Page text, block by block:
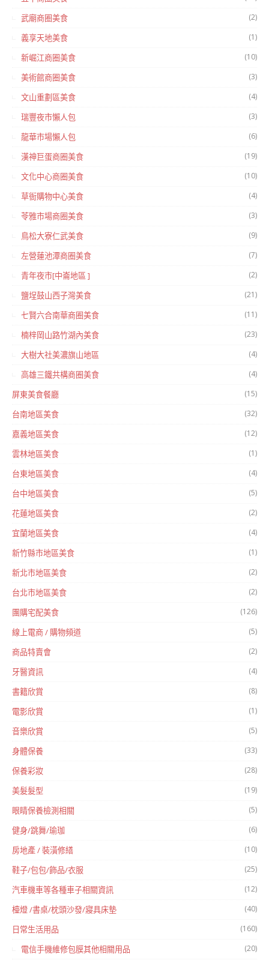
武廟商圈美食 (2)
義享天地美食 (1)
新崛江商圈美食 (10)
美術館商圈美食 (3)
文山重劃區美食 (4)
瑞豐夜市懶人包 (3)
龍華市場懶人包 (6)
漢神巨蛋商圈美食 (19)
文化中心商圈美食 (10)
草衙購物中心美食 (4)
苓雅市場商圈美食 (3)
鳥松大寮仁武美食 (9)
左營蓮池潭商圈美食 (7)
青年夜市[中崙地區 ] (2)
鹽埕鼓山西子灣美食 (21)
七賢六合南華商圈美食 (11)
楠梓岡山路竹湖內美食 (23)
大樹大社美濃旗山地區 (4)
高雄三鐵共構商圈美食 (4)
屏東美食餐廳 (15)
台南地區美食 (32)
嘉義地區美食 (12)
雲林地區美食 (1)
台東地區美食 (4)
台中地區美食 (5)
花蓮地區美食 (2)
宜蘭地區美食 (4)
新竹縣市地區美食 (1)
新北市地區美食 (2)
台北市地區美食 (2)
團購宅配美食 (126)
線上電商 / 購物頻道 (5)
商品特賣會 (2)
牙醫資訊 (4)
書籍欣賞 (8)
電影欣賞 (1)
音樂欣賞 (5)
身體保養 (33)
保養彩妝 (28)
美髮髮型 (19)
眼睛保養檢測相關 (5)
健身/跳舞/瑜珈 (6)
房地產 / 裝潢修繕 (10)
鞋子/包包/飾品/衣服 (25)
汽車機車等各種車子相關資訊 (12)
檯燈 /書桌/枕頭沙發/寢具床墊 (40)
日常生活用品 (160)
電信手機維修包膜其他相關用品 (20)